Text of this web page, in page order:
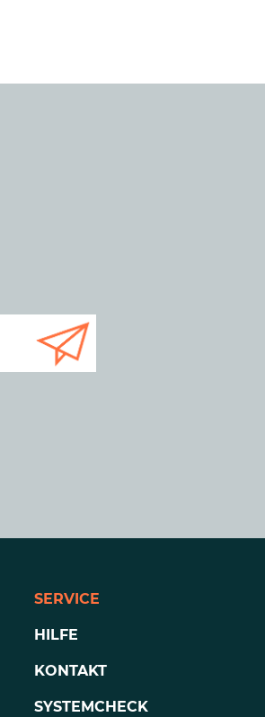
SERVICE
HILFE
KONTAKT
SYSTEMCHECK